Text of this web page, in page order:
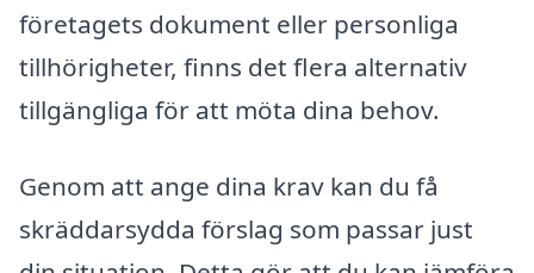
företagets dokument eller personliga
tillhörigheter, finns det flera alternativ
tillgängliga för att möta dina behov.
Genom att ange dina krav kan du få
skräddarsydda förslag som passar just